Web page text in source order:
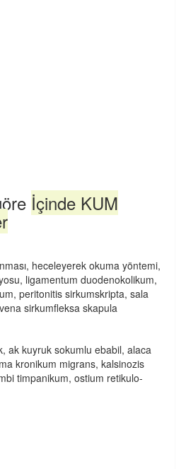
İçinde KUM
heceleyerek okuma yöntemi,
ligamentum duodenokolikum,
peritonitis sirkumskripta, sala
sirkumfleksa skapula
ak kuyruk sokumlu ebabil, alaca
kronikum migrans, kalsinozis
timpanikum, ostium retikulo-